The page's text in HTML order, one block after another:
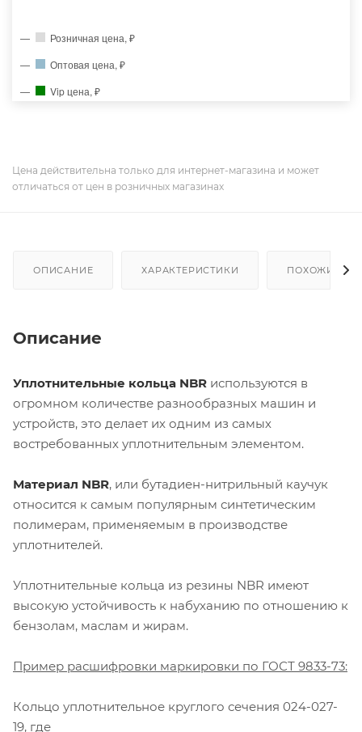
Розничная цена, ₽
Оптовая цена, ₽
Vip цена, ₽
Цена действительна только для интернет-магазина и может
отличаться от цен в розничных магазинах
ОПИСАНИЕ ХАРАКТЕРИСТИКИ ПОХОЖИЕ
Описание
Уплотнительные кольца NBR используются в
огромном количестве разнообразных машин и
устройств, это делает их одним из самых
востребованных уплотнительным элементом.
Материал NBR, или бутадиен-нитрильный каучук
относится к самым популярным синтетическим
полимерам, применяемым в производстве
уплотнителей.
Уплотнительные кольца из резины NBR имеют
высокую устойчивость к набуханию по отношению к
бензолам, маслам и жирам.
Пример расшифровки маркировки по ГОСТ 9833-73:
Кольцо уплотнительное круглого сечения 024-027-
19, где